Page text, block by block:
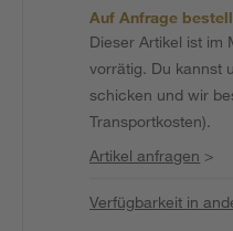
Auf Anfrage
Dieser Artikel ist im
vorrätig. Du kannst
schicken und wir
Transportkosten).
Artikel anfragen >
Verfügbarkeit in